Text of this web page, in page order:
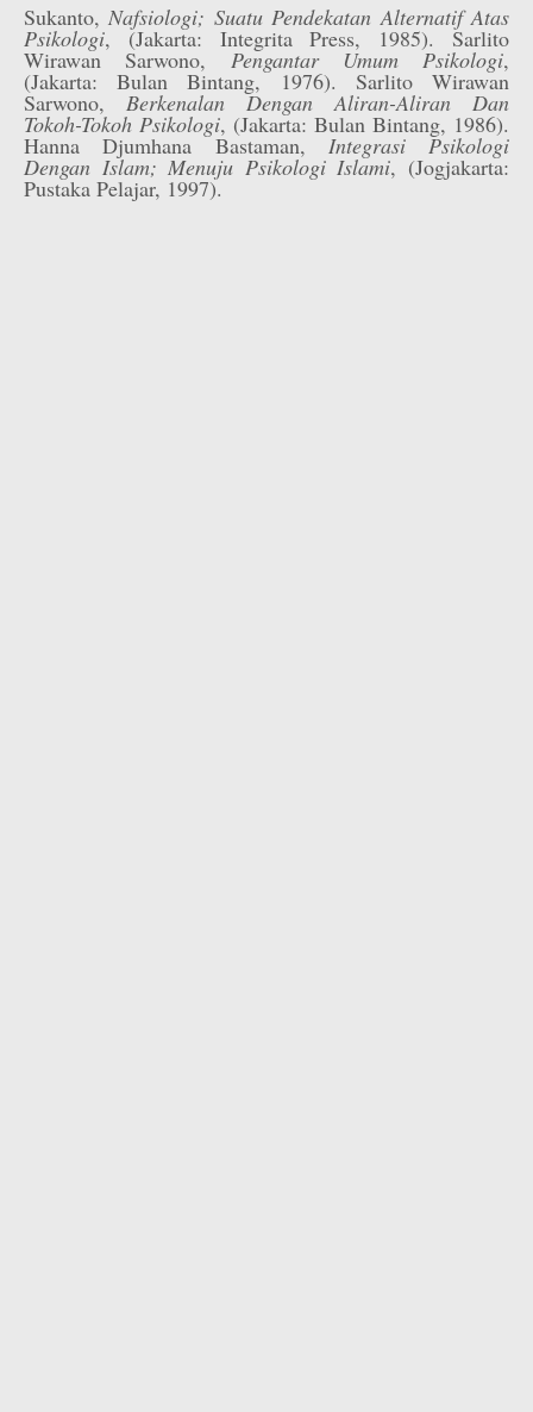
Sukanto,Nafsiologi; Suatu Pendekatan Alternatif Atas
Psikologi, (Jakarta: Integrita Press, 1985). Sarlito
Wirawan Sarwono, Pengantar Umum Psikologi,
(Jakarta: Bulan Bintang, 1976). Sarlito Wirawan
Sarwono, Berkenalan Dengan Aliran-Aliran Dan
Tokoh-Tokoh Psikologi, (Jakarta: Bulan Bintang, 1986).
Hanna Djumhana Bastaman, Integrasi Psikologi
Dengan Islam; Menuju Psikologi Islami, (Jogjakarta:
Pustaka Pelajar, 1997).